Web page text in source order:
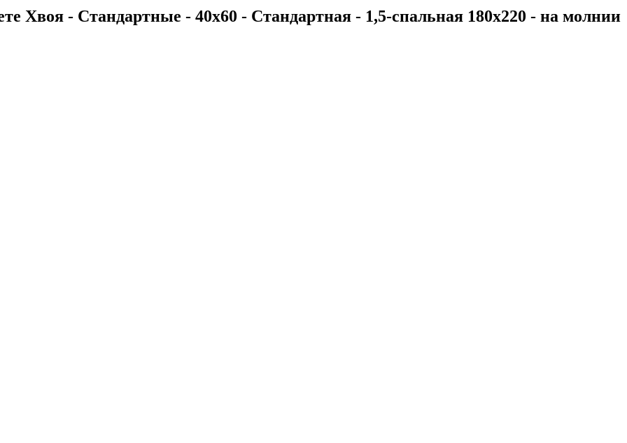
Хвоя - Стандартные - 40х60 - Стандартная - 1,5-спальная 180х220 - на молнии